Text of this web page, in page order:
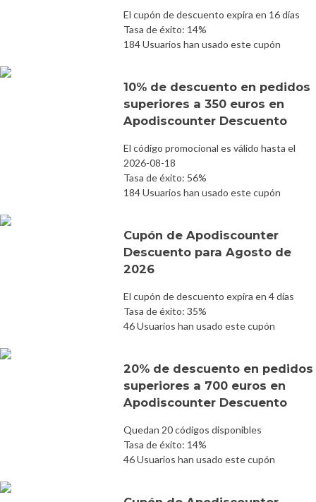
El cupón de descuento expira en 16 días
Tasa de éxito: 14%
184 Usuarios han usado este cupón
10% de descuento en pedidos
superiores a 350 euros en
Apodiscounter Descuento
El código promocional es válido hasta el
2026-08-18
Tasa de éxito: 56%
184 Usuarios han usado este cupón
Cupón de Apodiscounter
Descuento para Agosto de
2026
El cupón de descuento expira en 4 días
Tasa de éxito: 35%
46 Usuarios han usado este cupón
20% de descuento en pedidos
superiores a 700 euros en
Apodiscounter Descuento
Quedan 20 códigos disponibles
Tasa de éxito: 14%
46 Usuarios han usado este cupón